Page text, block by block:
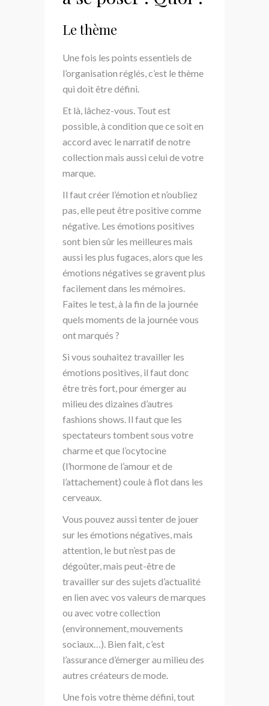
Le thème
Une fois les points essentiels de
l’organisation réglés, c’est le thème
qui doit être défini.
Et là, lâchez-vous. Tout est
possible, à condition que ce soit en
accord avec le narratif de notre
collection mais aussi celui de votre
marque.
Il faut créer l’émotion et n’oubliez
pas, elle peut être positive comme
négative. Les émotions positives
sont bien sûr les meilleures mais
aussi les plus fugaces, alors que les
émotions négatives se gravent plus
facilement dans les mémoires.
Faites le test, à la fin de la journée
quels moments de la journée vous
ont marqués ?
Si vous souhaitez travailler les
émotions positives, il faut donc
être très fort, pour émerger au
milieu des dizaines d’autres
fashions shows. Il faut que les
spectateurs tombent sous votre
charme et que l’ocytocine
(l’hormone de l’amour et de
l’attachement) coule à flot dans les
cerveaux.
Vous pouvez aussi tenter de jouer
sur les émotions négatives, mais
attention, le but n’est pas de
dégoûter, mais peut-être de
travailler sur des sujets d’actualité
en lien avec vos valeurs de marques
ou avec votre collection
(environnement, mouvements
sociaux…). Bien fait, c’est
l’assurance d’émerger au milieu des
autres créateurs de mode.
Une fois votre thème défini, tout